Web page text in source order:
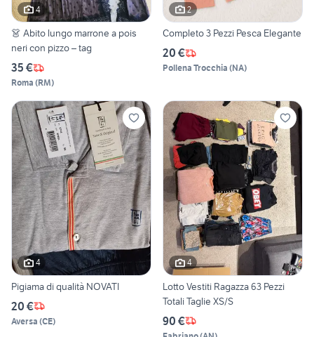
4
👗 Abito lungo marrone a pois
neri con pizzo – tag
35 €
Roma (RM)
2
Completo 3 Pezzi Pesca Elegante
20 €
Pollena Trocchia (NA)
4
Pigiama di qualità NOVATI
20 €
Aversa (CE)
4
Lotto Vestiti Ragazza 63 Pezzi
Totali Taglie XS/S
90 €